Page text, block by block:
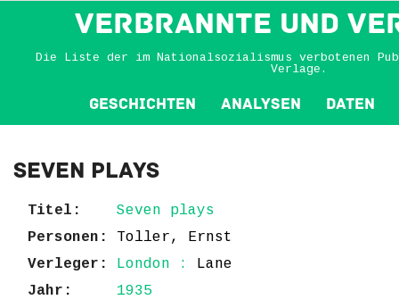
VERBRANNTE und
Die Liste der im Nationalsozialismus verbotenen
Verlage.
Geschichten Analysen Daten
Seven plays
Titel:
Seven plays
Personen:
Toller, Ernst
Verleger:
London : Lane
Jahr:
1935